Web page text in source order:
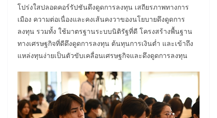
โปร่งใสปลอดคอร์รัปชันดึงดูดการลงทุน เสถียรภาพทางการ
เมือง ความต่อเนื่องและคงเส้นคงวาของนโยบายดึงดูดการ
ลงทุน รวมทั้ง ใช้มาตรฐานระบบนิติรัฐที่ดี โครงสร้างพื้นฐาน
ทางเศรษฐกิจที่ดีดึงดูดการลงทุน ต้นทุนการเงินต่ำ และเข้าถึง
แหล่งทุนง่ายเป็นตัวขับเคลื่อนเศรษฐกิจและดึงดูดการลงทุน